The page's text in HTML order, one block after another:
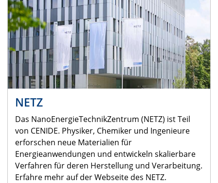
NETZ
Das NanoEnergieTechnikZentrum (NETZ) ist Teil
von CENIDE. Physiker, Chemiker und Ingenieure
erforschen neue Materialien für
Energieanwendungen und entwickeln skalierbare
Verfahren für deren Herstellung und Verarbeitung.
Erfahre mehr auf der Webseite des NETZ.